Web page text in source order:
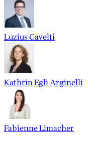
Luzius Cavelti
Kathrin Egli Arginelli
Fabienne Limacher